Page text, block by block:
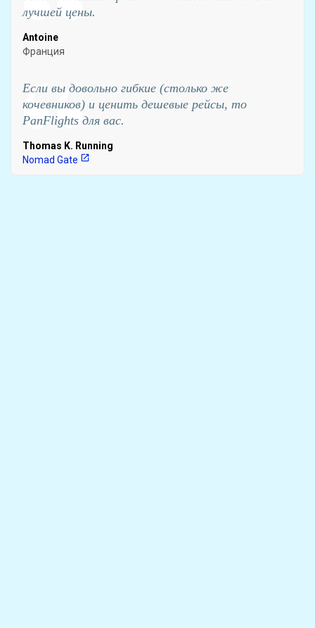
лучшей цены.
Antoine
Франция
Если вы довольно гибкие (столько же
кочевников) и ценить дешевые рейсы, то
PanFlights для вас.
Thomas K. Running
Nomad Gate open_in_new